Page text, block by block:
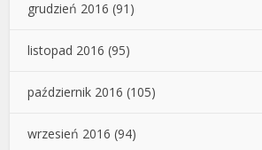
grudzień 2016 (91)
listopad 2016 (95)
październik 2016 (105)
wrzesień 2016 (94)